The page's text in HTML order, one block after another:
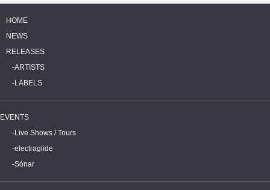
HOME
NEWS
RELEASES
ARTISTS
LABELS
EVENTS
Live Shows / Tours
electraglide
Sónar